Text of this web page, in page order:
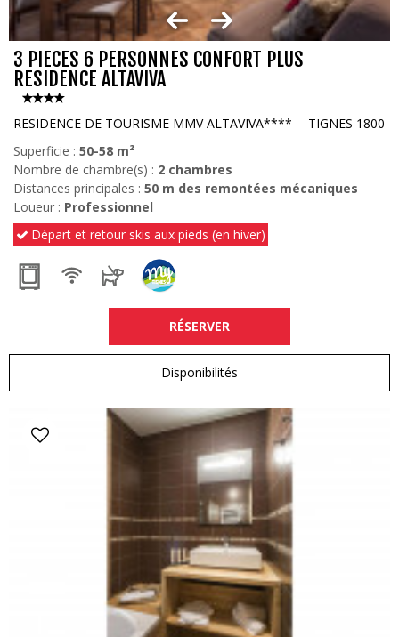
3 PIECES 6 PERSONNES CONFORT PLUS
RESIDENCE ALTAVIVA
RESIDENCE DE TOURISME MMV ALTAVIVA****
TIGNES 1800
Superficie : 50-58 m²
Nombre de chambre(s) : 2 chambres
Distances principales : 50 m des remontées mécaniques
Loueur : Professionnel
Départ et retour skis aux pieds (en hiver)
RÉSERVER
Disponibilités